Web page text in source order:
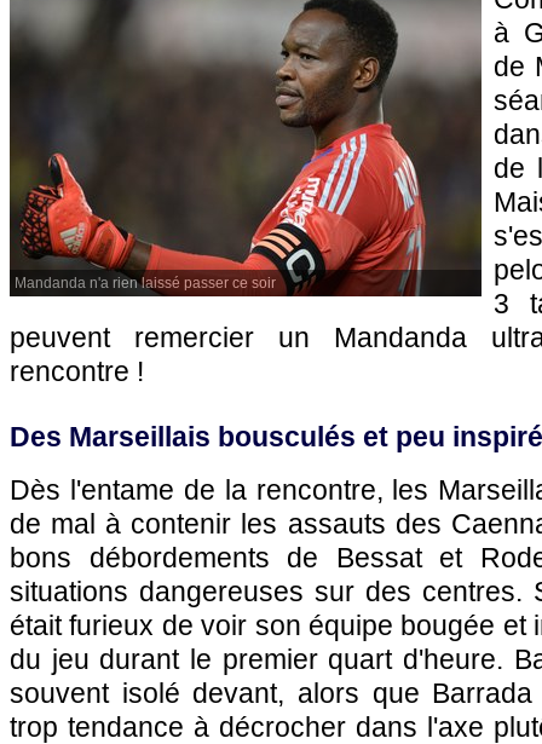
Mandanda n'a rien laissé passer ce soir
à
de
de
3
peuvent remercier un Mandanda
rencontre !
Des Marseillais bousculés et peu
Dès l'entame de la rencontre, les
de mal à contenir les assauts des
bons débordements de Bessat et
situations dangereuses sur des centres.
était furieux de voir son équipe bougée et
du jeu durant le premier quart d'heure.
souvent isolé devant, alors que
trop tendance à décrocher dans l'axe